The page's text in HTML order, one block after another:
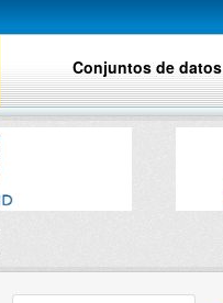
Conjuntos de datos